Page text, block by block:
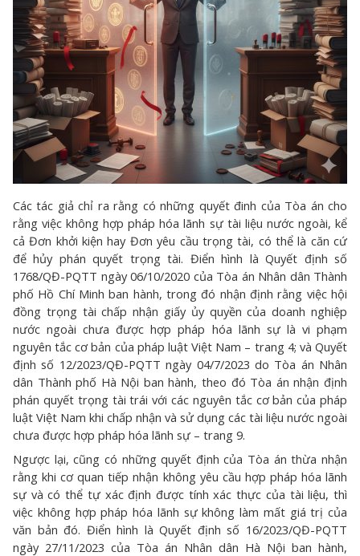
Các tác giả chỉ ra rằng có những quyết đinh của Tòa án cho
rằng việc không hợp pháp hóa lãnh sự tài liệu nước ngoài, kể
cả Đơn khởi kiện hay Đơn yêu cầu trọng tài, có thể là căn cứ
để hủy phán quyết trọng tài. Điển hình là Quyết định số
1768/QĐ-PQTT ngày 06/10/2020 của Tòa án Nhân dân Thành
phố Hồ Chí Minh ban hành, trong đó nhận định rằng việc hội
đồng trọng tài chấp nhận giấy ủy quyền của doanh nghiệp
nước ngoài chưa được hợp pháp hóa lãnh sự là vi phạm
nguyên tắc cơ bản của pháp luật Việt Nam – trang 4; và Quyết
định số 12/2023/QĐ-PQTT ngày 04/7/2023 do Tòa án Nhân
dân Thành phố Hà Nội ban hành, theo đó Tòa án nhận định
phán quyết trọng tài trái với các nguyên tắc cơ bản của pháp
luật Việt Nam khi chấp nhận và sử dụng các tài liệu nước ngoài
chưa được hợp pháp hóa lãnh sự – trang 9.
Ngược lại, cũng có những quyết định của Tòa án thừa nhận
rằng khi cơ quan tiếp nhận không yêu cầu hợp pháp hóa lãnh
sự và có thể tự xác định được tính xác thực của tài liệu, thì
việc không hợp pháp hóa lãnh sự không làm mất giá trị của
văn bản đó. Điển hình là Quyết định số 16/2023/QĐ-PQTT
ngày 27/11/2023 của Tòa án Nhân dân Hà Nội ban hành,